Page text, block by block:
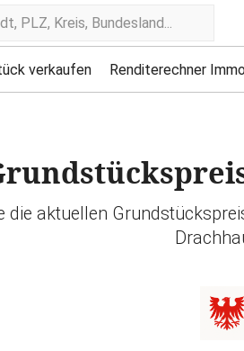
verkaufen Renditerechner
die aktuellen